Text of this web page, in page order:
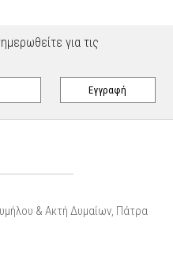
για τις
& Ακτή Δυμαίων, Πάτρα